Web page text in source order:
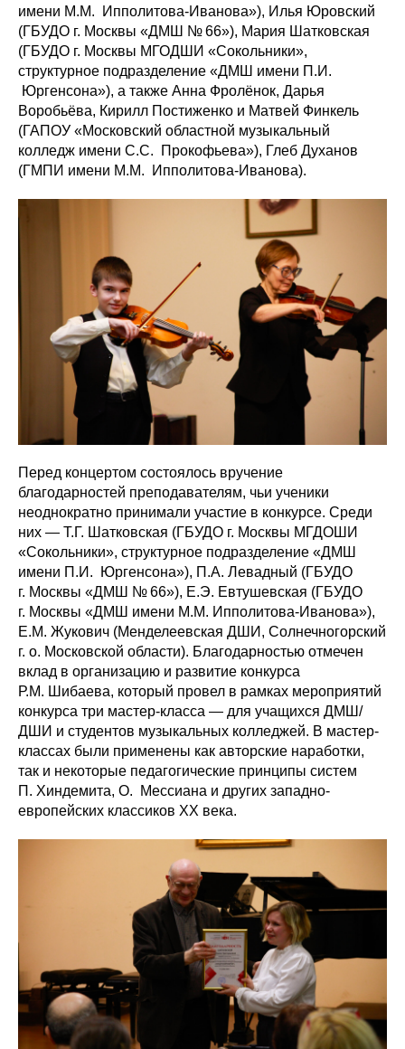
имени М.М. Ипполитова-Иванова»), Илья Юровский
(ГБУДО г. Москвы «ДМШ № 66»), Мария Шатковская
(ГБУДО г. Москвы МГОДШИ «Сокольники»,
структурное подразделение «ДМШ имени П.И.
Юргенсона»), а также Анна Фролёнок, Дарья
Воробьёва, Кирилл Постиженко и Матвей Финкель
(ГАПОУ «Московский областной музыкальный
колледж имени С.С. Прокофьева»), Глеб Духанов
(ГМПИ имени М.М. Ипполитова-Иванова).
Перед концертом состоялось вручение
благодарностей преподавателям, чьи ученики
неоднократно принимали участие в конкурсе. Среди
них — Т.Г. Шатковская (ГБУДО г. Москвы МГДОШИ
«Сокольники», структурное подразделение «ДМШ
имени П.И. Юргенсона»), П.А. Левадный (ГБУДО
г. Москвы «ДМШ № 66»), Е.Э. Евтушевская (ГБУДО
г. Москвы «ДМШ имени М.М. Ипполитова-Иванова»),
Е.М. Жукович (Менделеевская ДШИ, Солнечногорский
г. о. Московской области). Благодарностью отмечен
вклад в организацию и развитие конкурса
Р.М. Шибаева, который провел в рамках мероприятий
конкурса три мастер-класса — для учащихся ДМШ/
ДШИ и студентов музыкальных колледжей. В мастер-
классах были применены как авторские наработки,
так и некоторые педагогические принципы систем
П. Хиндемита, О. Мессиана и других западно-
европейских классиков ХХ века.